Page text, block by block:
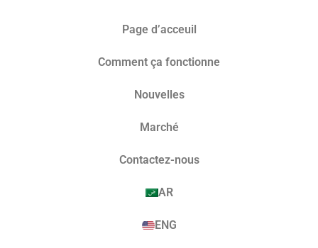
Page d’acceuil
Comment ça fonctionne
Nouvelles
Marché​
Contactez-nous
AR
ENG